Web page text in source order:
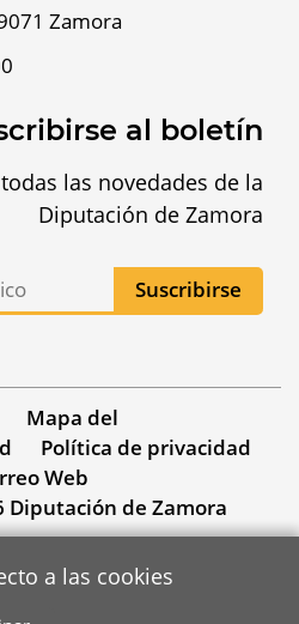
Zamora
al boletín
las novedades de la
Diputación de Zamora
Mapa del
Política de privacidad
Web
Diputación de Zamora
a las cookies